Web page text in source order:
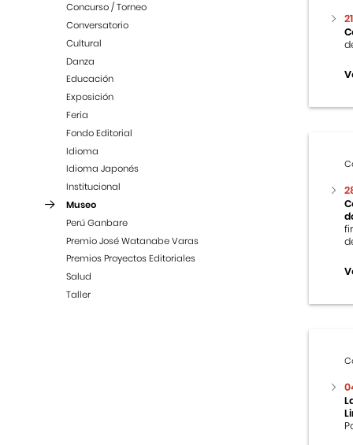
Concurso / Torneo
Conversatorio
Cultural
Danza
Educación
Exposición
Feria
Fondo Editorial
Idioma
Idioma Japonés
Institucional
Museo
Perú Ganbare
Premio José Watanabe Varas
Premios Proyectos Editoriales
Salud
Taller